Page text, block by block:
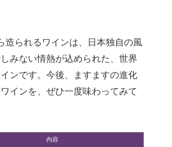
造られるワインは、日本独自の風
みない情熱が込められた、世界
ンです。今後、ますますの進化
インを、ぜひ一度味わってみて
内容